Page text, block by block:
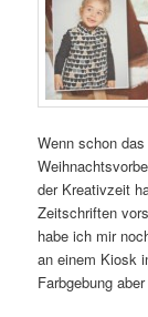
Wenn schon
der Kreativzeit
Zeitschriften
habe ich mir
an einem Kiosk
Farbgebung